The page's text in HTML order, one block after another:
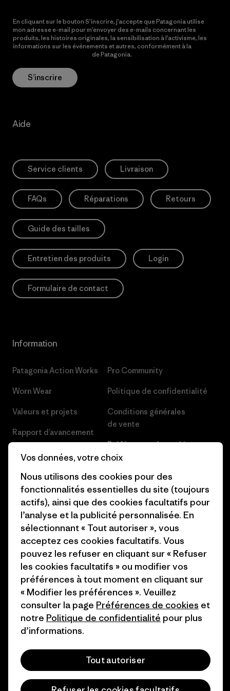
En cliquant sur le bouton S’inscrire, j’accepte que Patagonia utilise
mon adresse e-mail pour m’envoyer des e-mails concernant les
produits, les histoires originales, la sensibilisation à l’activisme, les
informations sur les événements et autres, conformément à la
de Patagonia.
S’inscrire
Aide
Service clients Livraison
FAQs Réparations Retours
Guide des tailles
Entretien des produits Login
Formulaire de contact
Information
Patagonia Action Works
Worn Wear
Valeurs et projets
Rapport d’avancement
Business Unusual
Objectifs climatiques
1% For The Planet
Comment nous finançons
Nos magasins
Pro Community
Politique de confidentialité
Conditions générales
de vente
Préférences de cookie
Presse et media
Industry program
Programme d’affiliation
© 2026 Patagonia, Inc. All Rights Reserved.
français
Vos données, votre choix
Nous utilisons des cookies pour des
fonctionnalités essentielles du site (toujours
actifs), ainsi que des cookies facultatifs pour
l’analyse et la publicité personnalisée. En
sélectionnant « Tout autoriser », vous
acceptez ces cookies facultatifs. Vous
pouvez les refuser en cliquant sur « Refuser
les cookies facultatifs » ou modifier vos
préférences à tout moment en cliquant sur
« Modifier les préférences ». Veuillez
consulter la page Préférences de cookies et
notre Politique de confidentialité pour plus
d’informations.
Tout autoriser